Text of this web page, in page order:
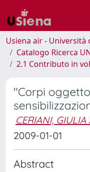
Usiena air - Università
Catalogo Ricerca
2.1 Contributo in
"Corpi
CERIANI,
2009-01-01
Abstract